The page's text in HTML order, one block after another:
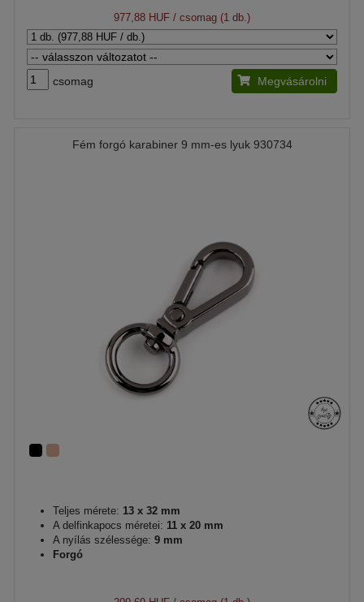
977,88 HUF / csomag (1 db.)
csomag Megvásárolni
Fém forgó karabiner 9 mm-es lyuk 930734
Teljes mérete: 13 x 32 mm
A delfinkapocs méretei: 11 x 20 mm
A nyílás szélessége: 9 mm
Forgó